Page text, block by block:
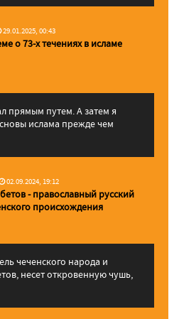
29.01.2025, 00:43
о 73-х течениях в исламе
прямым путем. А затем я
ислама прежде чем
02.09.2024, 19:12
- православный русский
происхождения
чеченского народа и
несет откровенную чушь,